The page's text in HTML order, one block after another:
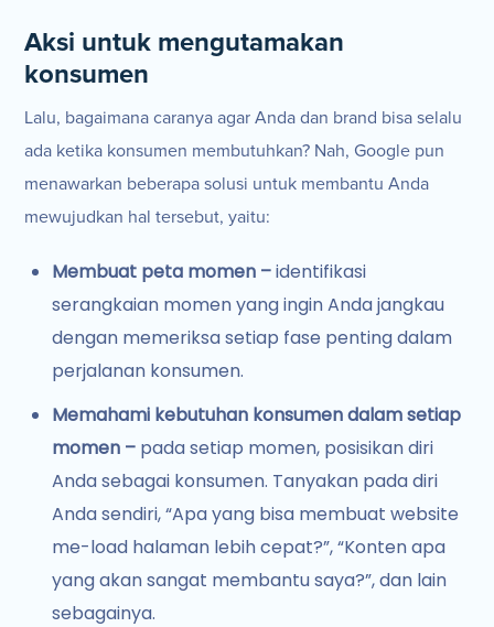
Aksi untuk mengutamakan
konsumen
Lalu, bagaimana caranya agar Anda dan brand bisa selalu
ada ketika konsumen membutuhkan? Nah, Google pun
menawarkan beberapa solusi untuk membantu Anda
mewujudkan hal tersebut, yaitu:
Membuat peta momen –identifikasi
serangkaian momen yang ingin Anda jangkau
dengan memeriksa setiap fase penting dalam
perjalanan konsumen.
Memahami kebutuhan konsumen dalam setiap
momen – pada setiap momen, posisikan diri
Anda sebagai konsumen. Tanyakan pada diri
Anda sendiri, “Apa yang bisa membuat website
me-load halaman lebih cepat?”, “Konten apa
yang akan sangat membantu saya?”, dan lain
sebagainya.